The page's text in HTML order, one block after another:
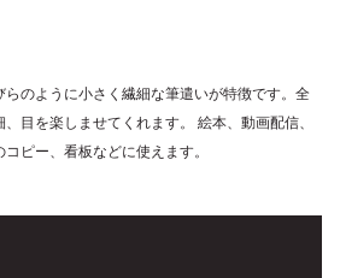
のように小さく繊細な筆遣いが特徴です。全
目を楽しませてくれます。 絵本、動画配信、
ピー、看板などに使えます。